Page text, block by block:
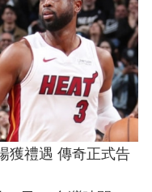
獲禮遇 傳奇正式告